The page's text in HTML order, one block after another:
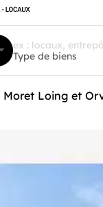
Type de biens
Loing et